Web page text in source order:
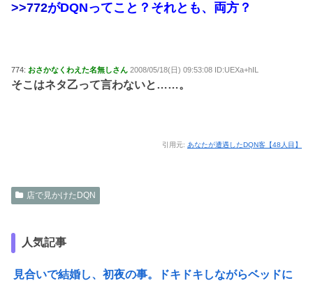
>>772がDQNってこと？それとも、両方？
774: おさかなくわえた名無しさん 2008/05/18(日) 09:53:08 ID:UEXa+hIL
そこはネタ乙って言わないと……。
引用元: あなたが遭遇したDQN客【48人目】
店で見かけたDQN
人気記事
見合いで結婚し、初夜の事。ドキドキしながらベッドに